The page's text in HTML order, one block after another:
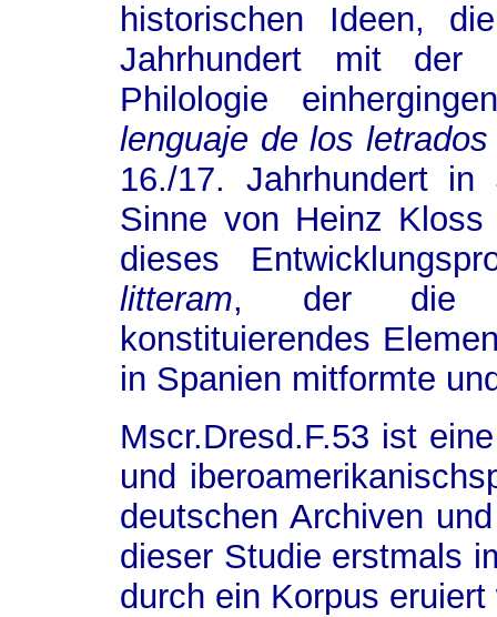
historischen Ideen,
Jahrhundert mit der
Philologie
lenguaje de los letrados
16./17. Jahrhundert
Sinne von Heinz
dieses
litteram, der die
konstituierendes
in Spanien mitformte
Mscr.Dresd.F.53 ist
und
deutschen Archiven
dieser Studie erstmals
durch ein Korpus eruiert